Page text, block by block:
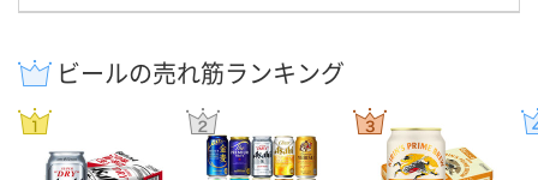
ビールの売れ筋ランキング